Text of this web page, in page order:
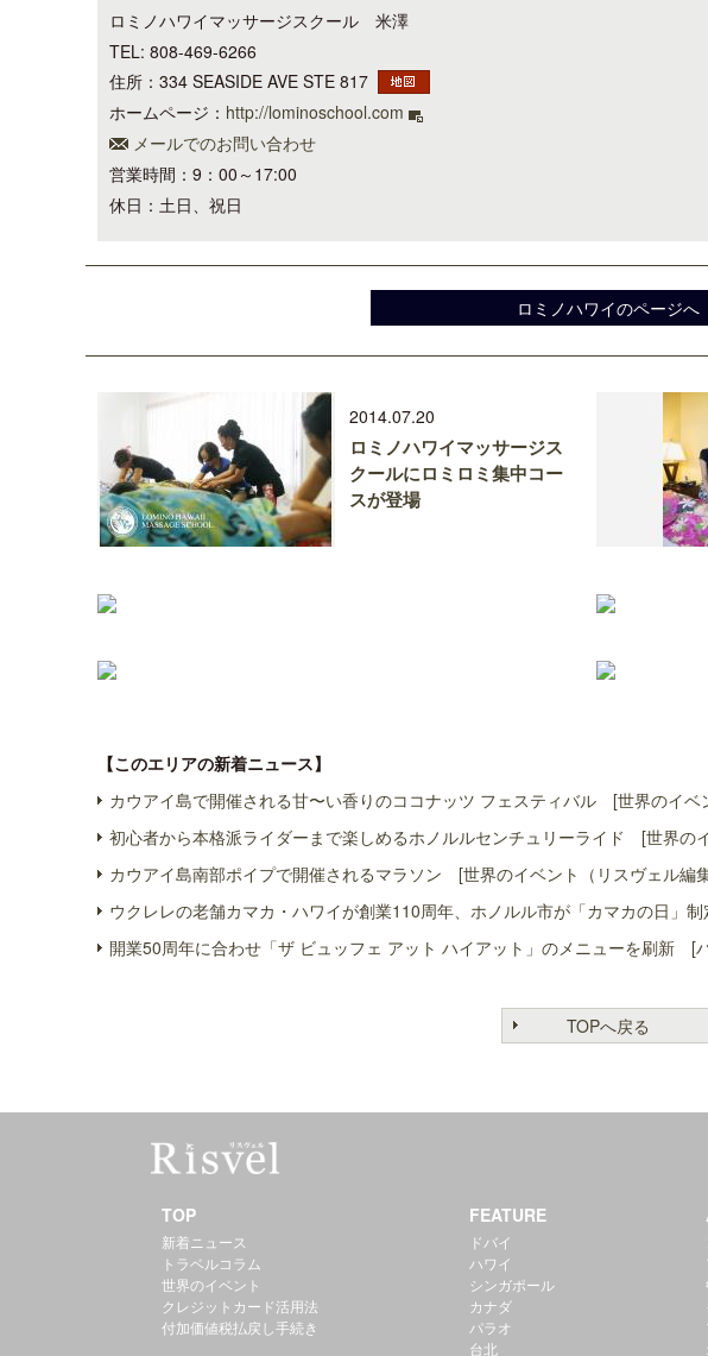
ロミノハワイマッサージスクール 米澤
TEL: 808-469-6266
住所：334 SEASIDE AVE STE 817
ホームページ： http://lominoschool.com
メールでのお問い合わせ
営業時間：9：00～17:00
休日：土日、祝日
ロミノハワイのページへ
2014.07.20
ロミノハワイマッサージス
クールにロミロミ集中コー
スが登場
【このエリアの新着ニュース】
カウアイ島で開催される甘〜い香りのココナッツ フェスティバル [世界のイベ
初心者から本格派ライダーまで楽しめるホノルルセンチュリーライド [世界の
カウアイ島南部ポイプで開催されるマラソン [世界のイベント（リスヴェル編
ウクレレの老舗カマカ・ハワイが創業110周年、ホノルル市が「カマカの日」
開業50周年に合わせ「ザ ビュッフェ アット ハイアット」のメニューを刷新 [
TOPへ戻る
TOP
新着ニュース
トラベルコラム
世界のイベント
クレジットカード活用法
付加価値税払戻し手続き
FEATURE
ドバイ
ハワイ
シンガポール
カナダ
パラオ
台北